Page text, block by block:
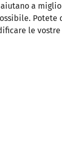
a
Potete
le
in